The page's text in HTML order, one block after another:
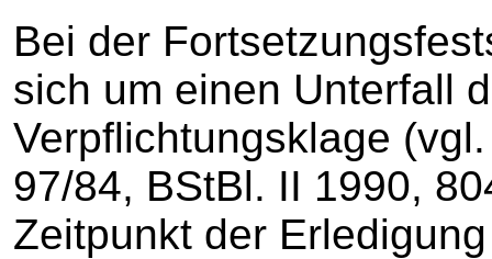
Bei der
sich um einen Unterfall
Verpflichtungsklage
97/84, BStBl. II 1990,
Zeitpunkt der